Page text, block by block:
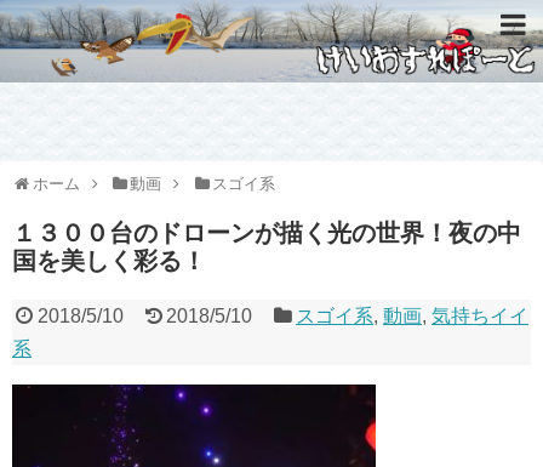
ホーム 動画 スゴイ系
１３００台のドローンが描く光の世界！夜の中
国を美しく彩る！
2018/5/10 2018/5/10 スゴイ系,動画,気持ちイイ
系